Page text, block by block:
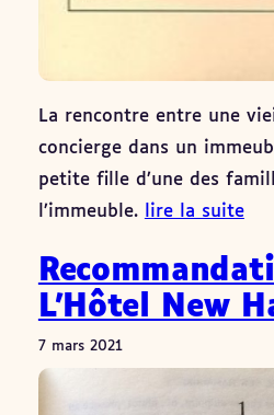
La rencontre entre une
concierge dans un
petite fille d’une des
l’immeuble.
lire la suite
L’Hôtel New
7 mars 2021